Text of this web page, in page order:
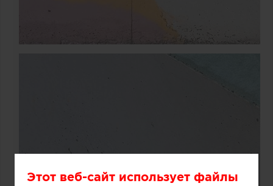
Этот веб-сайт использует файлы